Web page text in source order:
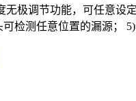
无极调节功能，可任意设
可检测任意位置的漏源；